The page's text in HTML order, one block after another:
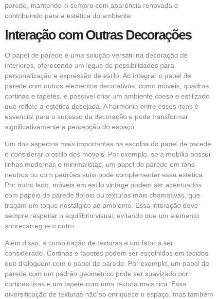
parede, mantendo-o sempre com aparência renovada e
contribuindo para a estética do ambiente.
Interação com Outras Decorações
O papel de parede é uma solução versátil na decoração de
interiores, oferecendo um leque de possibilidades para
personalização e expressão de estilo. Ao integrar o papel de
parede com outros elementos decorativos, como móveis, quadros,
cortinas e tapetes, é possível criar um ambiente coeso e estilizado
que reflete a estética desejada. A harmonia entre esses itens é
essencial para o sucesso da decoração e pode transformar
significativamente a percepção do espaço.
Um dos aspectos mais importantes na escolha do papel de parede
é considerar o estilo dos móveis. Por exemplo, se a mobília possui
linhas modernas e minimalistas, um papel de parede em tons
neutros ou com padrões sutis pode complementar essa estética.
Por outro lado, móveis em estilo vintage podem ser acentuados
com papéis de parede florais ou texturas mais chamativas, que
tragam um toque nostálgico ao ambiente. Essa interação deve
sempre respeitar o equilíbrio visual, evitando que um elemento
sobrecarregue o outro.
Além disso, a combinação de texturas é um fator a ser
considerado. Cortinas e tapetes podem ser escolhidos em tecidos
que dialoguem com o papel de parede. Por exemplo, um papel de
parede com um padrão geométrico pode ser suavizado por
cortinas lisas e um tapete com uma textura mais rica. Essa
diversificação de texturas não só enriquece o espaço, mas também